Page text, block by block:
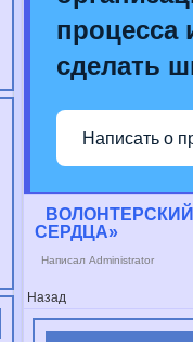
процесса
сделать
Написать о
СЕРДЦА»
Написал Administrator
Назад